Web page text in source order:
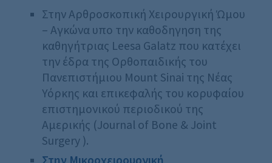
Στην Αρθροσκοπική Χειρουργική Ώμου
– Αγκώνα υπο την καθοδηγηση της
καθηγήτριας Leesa Galatz που κατέχει
την έδρα της Ορθοπαιδικής του
Πανεπιστήμιου Mount Sinai της Νέας
Υόρκης και επικεφαλής του κορυφαίου
επιστημονικού περιοδικού της
Αμερικής (Journal of Bone & Joint
Surgery ).
Στην Μικροχειρουργική